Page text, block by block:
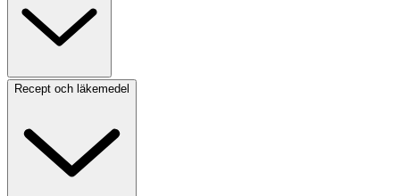
Recept och läkemedel